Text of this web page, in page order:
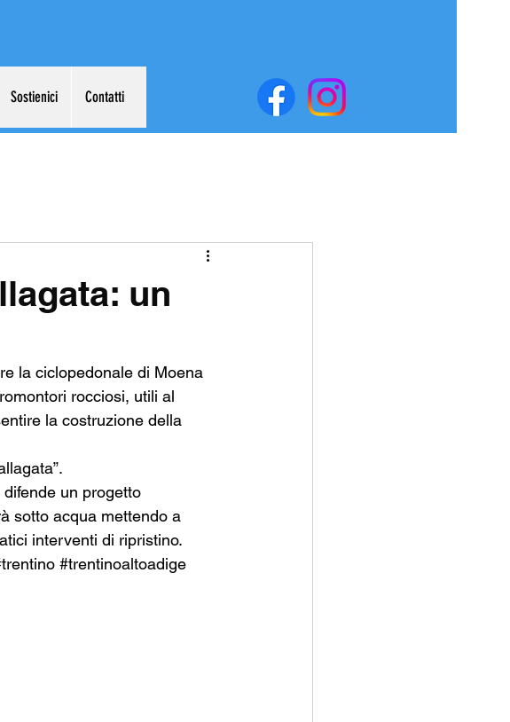
Sostienici Contatti
un
la ciclopedonale di Moena
rocciosi, utili al
la costruzione della
un progetto
sotto acqua mettendo a
interventi di ripristino.
#trentinoaltoadige